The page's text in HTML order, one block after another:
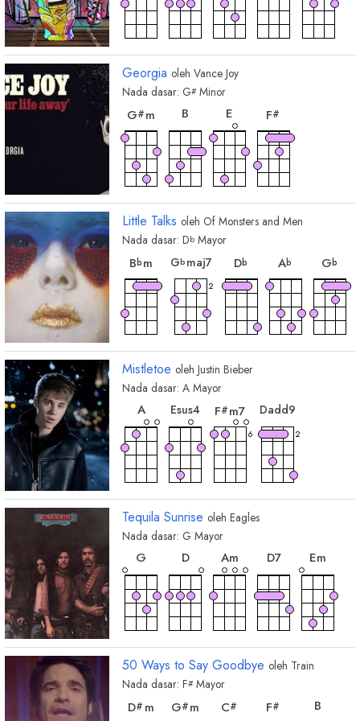
F7
chord
Bb
chord
D7
chord
G7
chord
Georgia oleh Vance Joy
Nada dasar: G# Minor
G#m
chord
B
chord
E
F#
Little Talks oleh Of Monsters and Men
Nada dasar: Db Mayor
Bbm
chord
Gbmaj7
chord
2
Db
Ab
Gb
Mistletoe oleh Justin Bieber
Nada dasar: A Mayor
A
chord
Esus4
chord
F#m7
6
Dadd9
2
Tequila Sunrise oleh Eagles
Nada dasar: G Mayor
G
chord
D
chord
Am
D7
Em
C
chord
Bm
chord
E
chord
B
chord
Em7
chord
50 Ways to Say Goodbye oleh Train
Nada dasar: F# Mayor
D# m
chord
G#m
chord
C#
F#
B